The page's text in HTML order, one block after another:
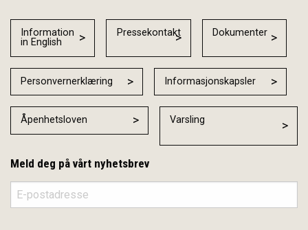
Information
in English
Pressekontakt Dokumenter
Personvernerklæring Informasjonskapsler
Åpenhetsloven Varsling
Meld deg på vårt nyhetsbrev